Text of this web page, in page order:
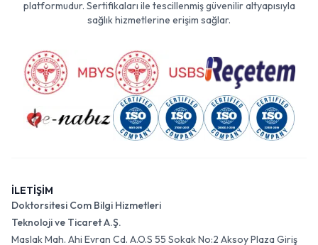
platformudur. Sertifikaları ile tescillenmiş güvenilir altyapısıyla
sağlık hizmetlerine erişim sağlar.
İLETİŞİM
Doktorsitesi Com Bilgi Hizmetleri
Teknoloji ve Ticaret A.Ş.
Maslak Mah. Ahi Evran Cd. A.O.S 55 Sokak No:2 Aksoy Plaza Giriş